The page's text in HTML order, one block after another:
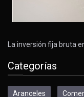
La inversión fija bruta
Categorías
Aranceles